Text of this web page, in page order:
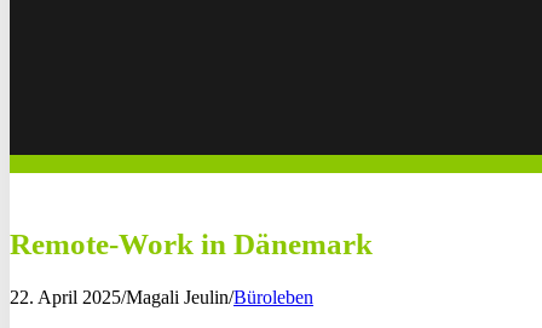
Remote-Work in Dänemark
22. April 2025/Magali Jeulin/Büroleben